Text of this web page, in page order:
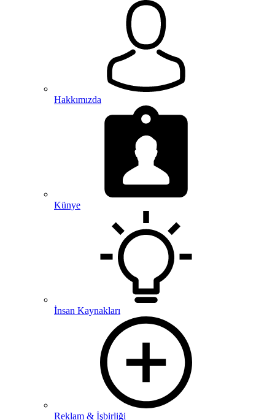
Hakkımızda
Künye
İnsan Kaynakları
Reklam & İşbirliği